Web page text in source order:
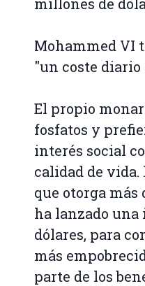
Mohammed VI
"un coste diario
El propio
fosfatos y
interés social
calidad de
que otorga
ha lanzado
dólares, para
más
parte de los